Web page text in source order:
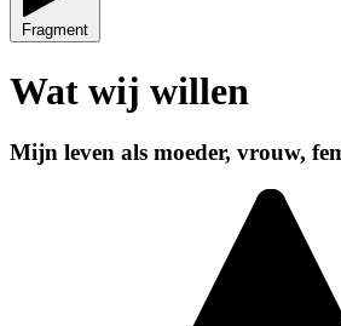
Fragment
Wat wij willen
Mijn leven als moeder, vrouw,